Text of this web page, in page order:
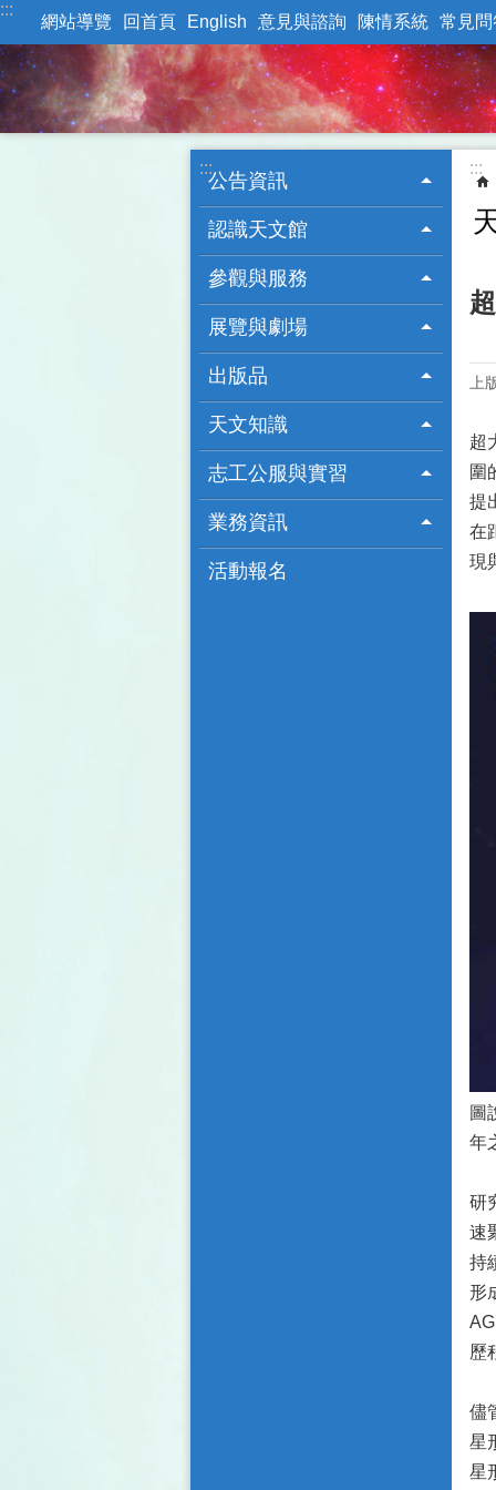
跳到主要內容區塊
:::
網站導覽 回首頁 English 意見與諮詢 陳情系統 常見問
:::
公告資訊
認識天文館
參觀與服務
展覽與劇場
出版品
天文知識
志工公服與實習
業務資訊
活動報名
:::
上
超
圍
提
在
現
圖
年
研
速
持
形
歷
儘
星
星